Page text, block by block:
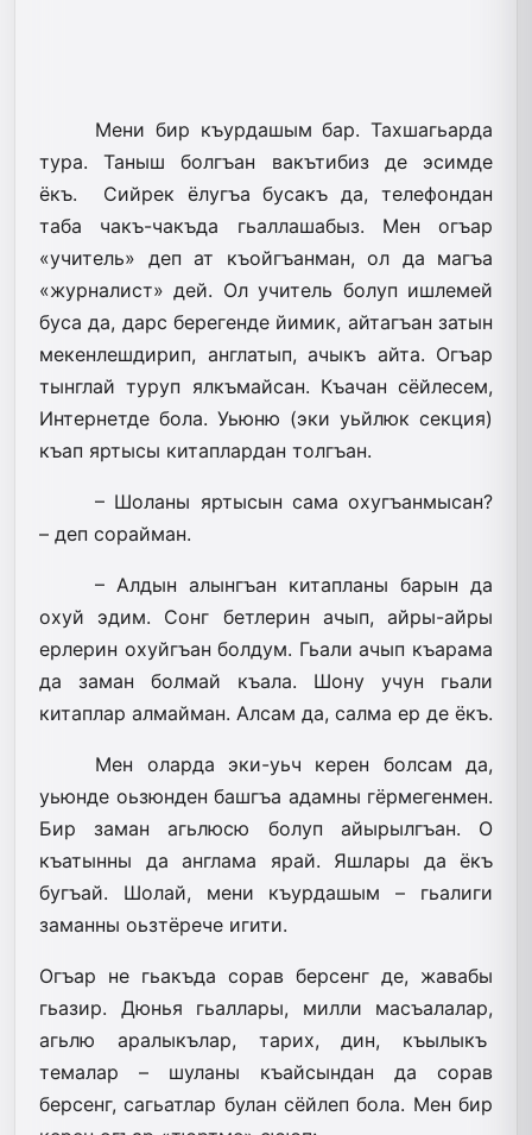
Мени бир къурдашым бар. Тахшагьарда
тура. Таныш болгъан вакътибиз де эсимде
ёкъ. Сийрек ёлугъа бусакъ да, телефондан
таба чакъ-чакъда гьаллашабыз. Мен огъар
«учитель» деп ат къой­гъанман, ол да магъа
«журналист» дей. Ол учитель болуп ишлемей
буса да, дарс берегенде йимик, айтагъан затын
мекенлешдирип, англатып, ачыкъ айта. Огъар
тынглай туруп ялкъмайсан. Къачан сёйлесем,
Интернетде бола. Уьюню (эки уьйлюк секция)
къап яртысы китаплардан толгъан.
– Шоланы яртысын сама охугъанмысан?
– деп сорайман.
– Алдын алынгъан китапланы барын да
охуй эдим. Сонг бетлерин ачып, айры-айры
ерлерин охуйгъан болдум. Гьали ачып къарама
да заман болмай къала. Шону учун гьали
китаплар алмайман. Алсам да, салма ер де ёкъ.
Мен оларда эки-уьч керен болсам да,
уьюнде оьзюнден башгъа адамны гёрмегенмен.
Бир заман агьлюсю болуп айырылгъан. О
къатынны да анг­лама ярай. Яшлары да ёкъ
бугъай. Шолай, мени къурдашым – гьалиги
заманны оьзтёрече игити.
Огъар не гьакъда сорав берсенг де, жавабы
гьазир. Дюнья гьаллары, милли масъалалар,
агьлю аралыкълар, тарих, дин, къылыкъ
темалар – шуланы къайсындан да сорав
берсенг, сагьатлар булан сёйлеп бола. Мен бир